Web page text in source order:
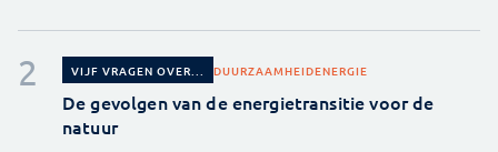
VIJF VRAGEN OVER... DUURZAAMHEIDENERGIE
De gevolgen van de energietransitie voor de
natuur